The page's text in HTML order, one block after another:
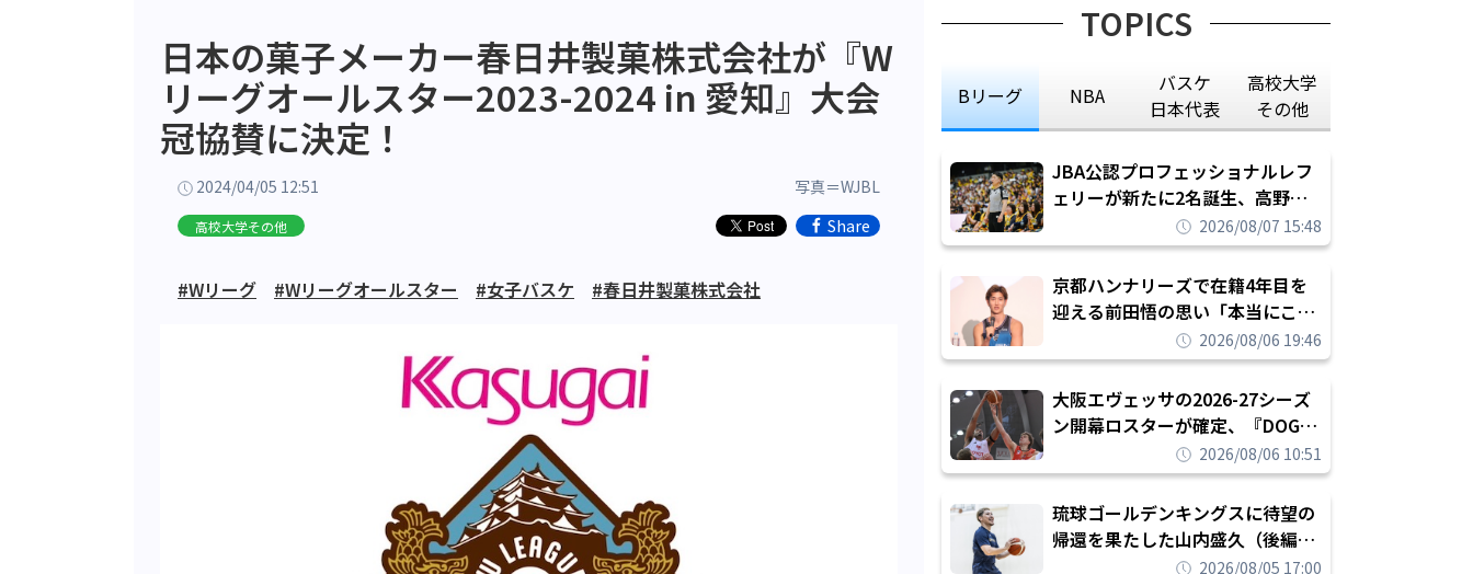
日本の菓子メーカー春日井製菓株式会社が『W
リーグオールスター2023-2024 in 愛知』大会
冠協賛に決定！
2024/04/05 12:51 写真＝WJBL
高校大学その他 Share
#Wリーグ #Wリーグオールスター #女子バスケ #春日井製菓株式会社
TOPICS
Bリーグ NBA
バスケ
日本代表
高校大学
その他
JBA公認プロフェッショナルレフ
ェリーが新たに2名誕生、高野晃
平は16年間続けた会社員生活に別
れを告げてプロ転向を決断
2026/08/07 15:48
京都ハンナリーズで在籍4年目を
迎える前田悟の思い「本当にこの
チームで勝ちたい、負けたまま舐
められたまま終わりたくない」
2026/08/06 19:46
大阪エヴェッサの2026-27シーズ
ン開幕ロスターが確定、『DOG
FIGHT』のチームカルチャーを推
し進めて結果を求めるシーズンへ
2026/08/06 10:51
琉球ゴールデンキングスに待望の
帰還を果たした山内盛久（後編）
「1人のウチナーンチュとしてみ
2026/08/05 17:00